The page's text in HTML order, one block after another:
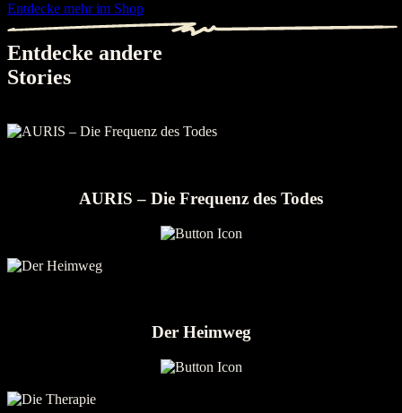
Entdecke mehr im Shop
Entdecke andere
Stories
AURIS – Die Frequenz des Todes
Der Heimweg